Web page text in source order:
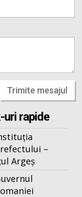
Trimite mesajul
uri rapide
–
Argeș